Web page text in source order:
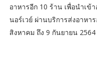
อาหารอีก 10 ร้าน เพื่อนำเข้
นอร์เวย์ ผ่านบริการส่งอาห
สิงหาคม ถึง 9 กันยายน